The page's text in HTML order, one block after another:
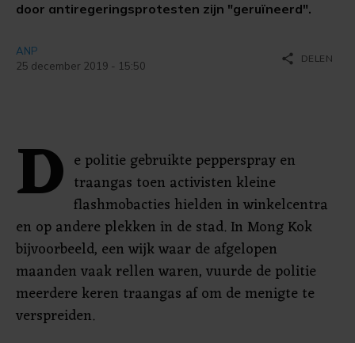
door antiregeringsprotesten zijn "geruïneerd".
ANP
25 december 2019 - 15:50
share DELEN
D e politie gebruikte pepperspray en
traangas toen activisten kleine
flashmobacties hielden in winkelcentra
en op andere plekken in de stad. In Mong Kok
bijvoorbeeld, een wijk waar de afgelopen
maanden vaak rellen waren, vuurde de politie
meerdere keren traangas af om de menigte te
verspreiden.